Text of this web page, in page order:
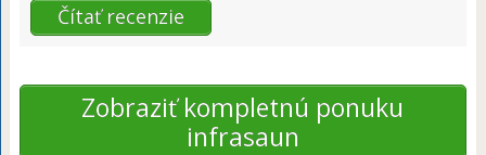
Čítať recenzie
Zobraziť kompletnú ponuku
infrasaun